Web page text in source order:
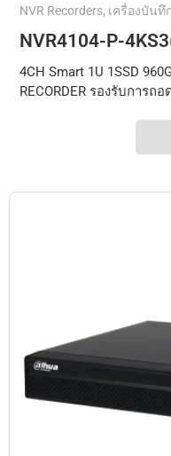
NVR Recorders, เครื่องบันทึ
NVR4104-P-
4CH Smart 1U 1SSD
RECORDER รองรับการถ